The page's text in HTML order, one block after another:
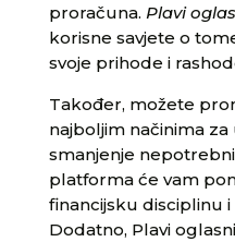
proračuna. Plavi
korisne savjete o
svoje prihode i
Također, možete
najboljim načinima
smanjenje
platforma će vam
financijsku disciplinu
Dodatno, Plavi